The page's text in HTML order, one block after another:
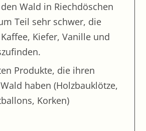
Jahren
in den Ruhestand
mit der inklusiven Grundschule
Wald in Riechdöschen
Teil sehr schwer, die
Kiefer, Vanille und
Produkte, die ihren
haben (Holzbauklötze,
Korken)